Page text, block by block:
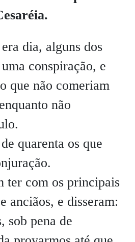
dia, alguns dos
conspiração, e
que não comeriam
não
quarenta os que
ter com os principais
anciãos, e disseram:
sob pena de